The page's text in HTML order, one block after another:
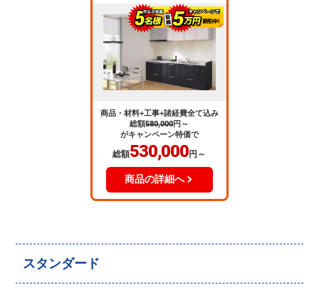
商品・材料+工事+諸経費全て込み
総額580,000円～
がキャンペーン特価で
総額530,000円～
商品の詳細へ
スタンダード